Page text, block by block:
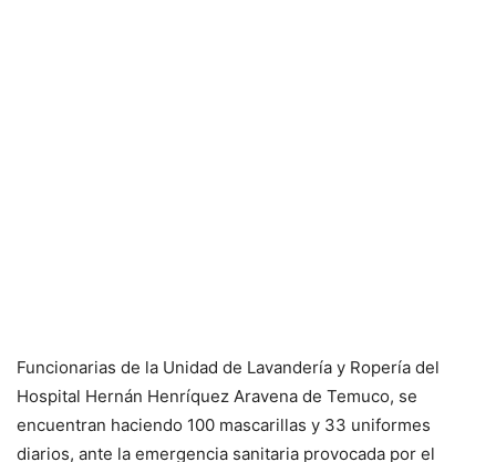
Funcionarias de la Unidad de Lavandería y Ropería del
Hospital Hernán Henríquez Aravena de Temuco, se
encuentran haciendo 100 mascarillas y 33 uniformes
diarios, ante la emergencia sanitaria provocada por el